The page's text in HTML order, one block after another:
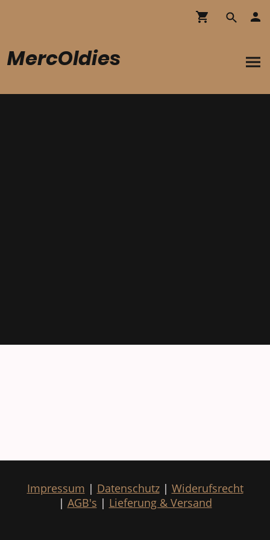
MercOldies
Impressum | Datenschutz| Widerufsrecht
| AGB's | Lieferung & Versand